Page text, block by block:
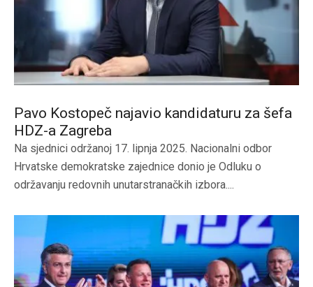
Pavo Kostopeč najavio kandidaturu za šefa
HDZ-a Zagreba
Na sjednici održanoj 17. lipnja 2025. Nacionalni odbor
Hrvatske demokratske zajednice donio je Odluku o
održavanju redovnih unutarstranačkih izbora....